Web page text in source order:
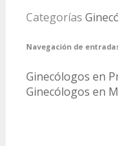
Categorías
Navegación de
Ginecólogos en
Ginecólogos en